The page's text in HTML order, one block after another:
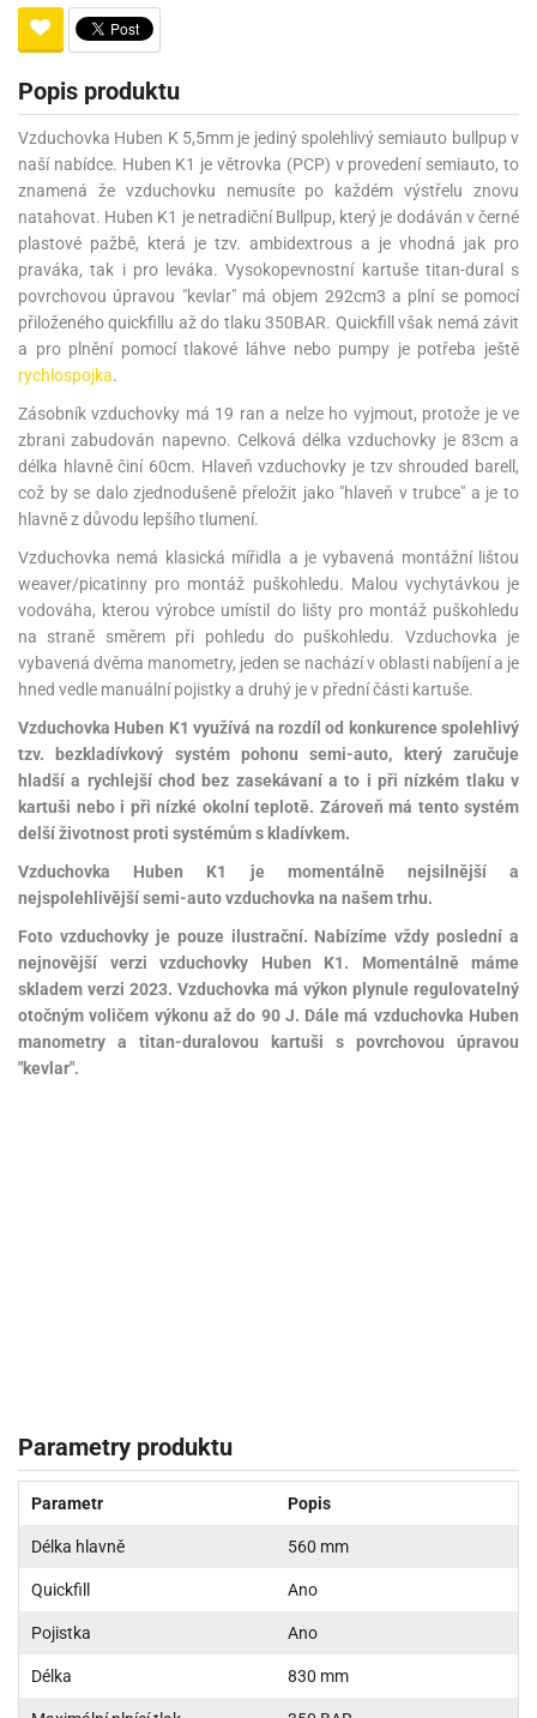
Popis produktu
Vzduchovka Huben K 5,5mm je jediný spolehlivý semiauto bullpup v
naší nabídce. Huben K1 je větrovka (PCP) v provedení semiauto, to
znamená že vzduchovku nemusíte po každém výstřelu znovu
natahovat. Huben K1 je netradiční Bullpup, který je dodáván v černé
plastové pažbě, která je tzv. ambidextrous a je vhodná jak pro
praváka, tak i pro leváka. Vysokopevnostní kartuše titan-dural s
povrchovou úpravou "kevlar" má objem 292cm3 a plní se pomocí
přiloženého quickfillu až do tlaku 350BAR. Quickfill však nemá závit
a pro plnění pomocí tlakové láhve nebo pumpy je potřeba ještě
rychlospojka.
Zásobník vzduchovky má 19 ran a nelze ho vyjmout, protože je ve
zbrani zabudován napevno. Celková délka vzduchovky je 83cm a
délka hlavně činí 60cm. Hlaveň vzduchovky je tzv shrouded barell,
což by se dalo zjednodušeně přeložit jako "hlaveň v trubce" a je to
hlavně z důvodu lepšího tlumení.
Vzduchovka nemá klasická mířidla a je vybavená montážní lištou
weaver/picatinny pro montáž puškohledu. Malou vychytávkou je
vodováha, kterou výrobce umístil do lišty pro montáž puškohledu
na straně směrem při pohledu do puškohledu. Vzduchovka je
vybavená dvěma manometry, jeden se nachází v oblasti nabíjení a je
hned vedle manuální pojistky a druhý je v přední části kartuše.
Vzduchovka Huben K1 využívá na rozdíl od konkurence spolehlivý
tzv. bezkladívkový systém pohonu semi-auto, který zaručuje
hladší a rychlejší chod bez zasekávaní a to i při nízkém tlaku v
kartuši nebo i při nízké okolní teplotě. Zároveň má tento systém
delší životnost proti systémům s kladívkem.
Vzduchovka Huben K1 je momentálně nejsilnější a
nejspolehlivější semi-auto vzduchovka na našem trhu.
Foto vzduchovky je pouze ilustrační. Nabízíme vždy poslední a
nejnovější verzi vzduchovky Huben K1. Momentálně máme
skladem verzi 2023. Vzduchovka má výkon plynule regulovatelný
otočným voličem výkonu až do 90 J. Dále má vzduchovka Huben
manometry a titan-duralovou kartuši s povrchovou úpravou
"kevlar".
Parametry produktu
Parametr Popis
Délka hlavně 560 mm
Quickfill Ano
Pojistka Ano
Délka 830 mm